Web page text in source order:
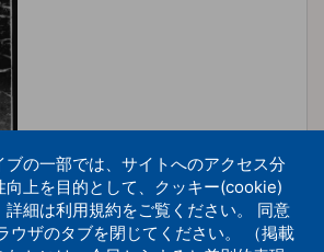
佳重夫人 長女・光代さ
の一部では、サイトへのアクセス分
向上を目的として、クッキー(cookie)
詳細は利用規約をご覧ください。 同意
ウザのタブを閉じてください。 （掲載